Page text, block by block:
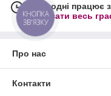
Сьогодні працює
Показати весь
Про нас
Контакти
КНОПКА
ЗВ'ЯЗКУ